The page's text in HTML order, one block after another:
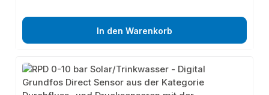
In den Warenkorb